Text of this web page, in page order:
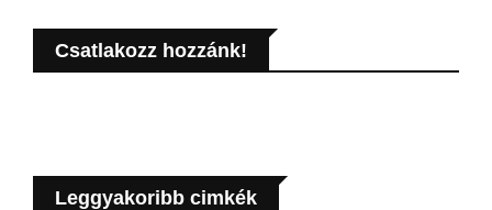
Csatlakozz hozzánk!
Leggyakoribb cimkék